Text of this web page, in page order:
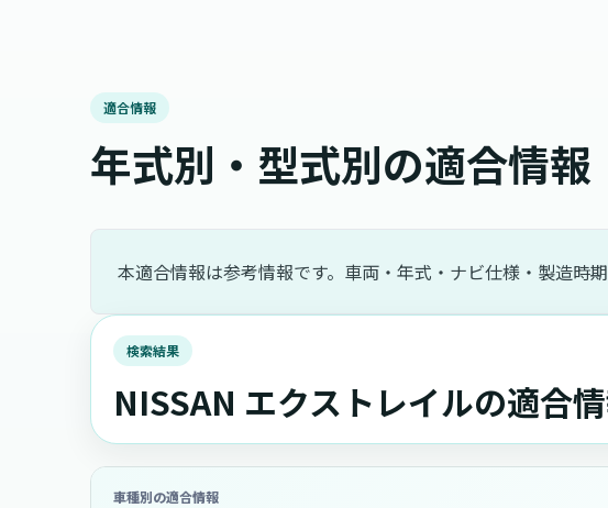
適合情報
年式別・型式別の適合情報
本適合情報は参考情報です。車両・年式・ナビ仕様・製造時
検索結果
NISSAN エクストレイルの適合
車種別の適合情報